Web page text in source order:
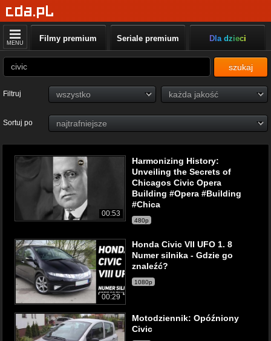
MENU Filmy premium Seriale premium Dla dzieci
szukaj
Filtruj
Sortuj po
00:53
Harmonizing History:
Unveiling the Secrets of
Chicagos Civic Opera
Building #Opera #Building
#Chica
480p
00:29
Honda Civic VII UFO 1. 8
Numer silnika - Gdzie go
znaleźć?
1080p
Motodziennik: Opóźniony
Civic